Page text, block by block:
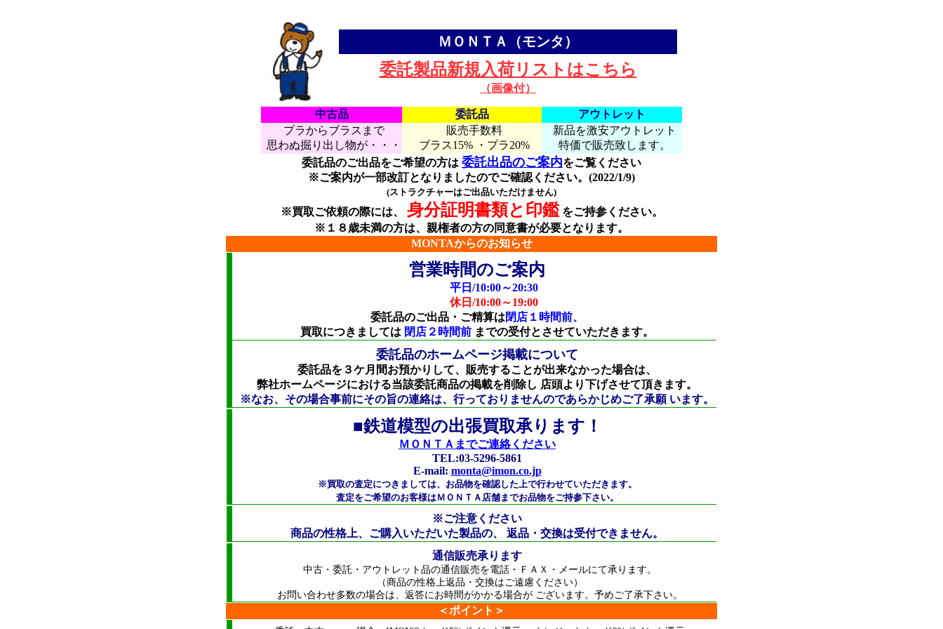
ＭＯＮＴＡ（モンタ）
委託製品新規入荷リストはこちら
（画像付）
中古品 委託品
アウトレット
プラからブラスまで
思わぬ掘り出し物が・・・
販売手数料
ブラス15% ・プラ20%
新品を激安アウトレット
特価で販売致します。
委託品のご出品をご希望の方は 委託出品のご案内をご覧ください
※ご案内が一部改訂となりましたのでご確認ください。(2022/1/9)
(ストラクチャーはご出品いただけません)
※買取ご依頼の際には、 身分証明書類と印鑑をご持参ください。
※１８歳未満の方は、親権者の方の同意書が必要となります。
MONTAからのお知らせ
営業時間のご案内
平日/10:00～20:30
休日/10:00～19:00
委託品のご出品・ご精算は閉店１時間前、
買取につきましては 閉店２時間前 までの受付とさせていただきます。
委託品のホームページ掲載について
委託品を３ケ月間お預かりして、販売することが出来なかった場合は、
弊社ホームページにおける当該委託商品の掲載を削除し 店頭より下げさせて頂きます。
※なお、その場合事前にその旨の連絡は、行っておりませんのであらかじめご了承願 います。
■鉄道模型の出張買取承ります！
ＭＯＮＴＡまでご連絡ください
TEL:03-5296-5861
E-mail: monta@imon.co.jp
※買取の査定につきましては、お品物を確認した上で行わせていただきます。
査定をご希望のお客様はＭＯＮＴＡ店舗までお品物をご持参下さい。
※ご注意ください
商品の性格上、ご購入いただいた製品の、 返品・交換は受付できません。
通信販売承ります
中古・委託・アウトレット品の通信販売を電話・ＦＡＸ・メールにて承ります。
（商品の性格上返品・交換はご遠慮ください）
お問い合わせ多数の場合は、返答にお時間がかかる場合が ございます。予めご了承下さい。
＜ポイント＞